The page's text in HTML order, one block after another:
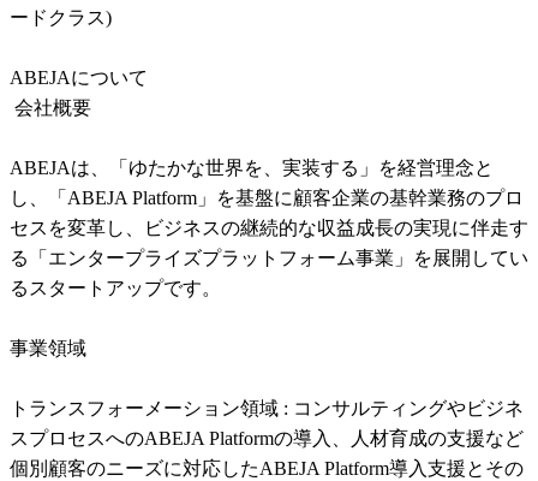
ードクラス)
ABEJAについて
ABEJAは、「ゆたかな世界を、実装する」を経営理念と
し、「ABEJA Platform」を基盤に顧客企業の基幹業務のプロ
セスを変革し、ビジネスの継続的な収益成長の実現に伴走す
る「エンタープライズプラットフォーム事業」を展開してい
るスタートアップです。
事業領域
トランスフォーメーション領域 : コンサルティングやビジネ
スプロセスへのABEJA Platformの導入、人材育成の支援など
個別顧客のニーズに対応したABEJA Platform導入支援とその